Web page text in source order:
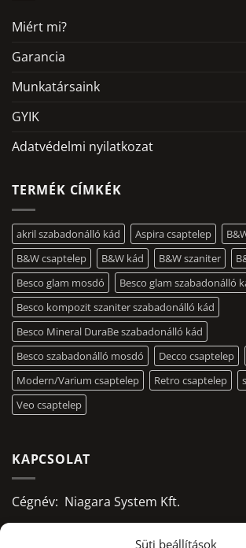
Süti beállítások
Miért mi?
Garancia
Munkatársaink
GYIK
Adatvédelmi nyilatkozat
TERMÉK CÍMKÉK
akril szabadonálló kád Aspira csaptelep
B&W csaptelep
B&W kád B&W szaniter
Besco glam mosdó
Besco glam szabadonálló
Besco kompozit szaniter szabadonálló kád
Besco Mineral DuraBe szabadonálló kád
Besco szabadonálló mosdó
Decco csaptelep
Modern/Varium csaptelep
Retro csaptelep
Veo csaptelep
KAPCSOLAT
Cégnév: Niagara System Kft.
Adószám: 13156668-2-09